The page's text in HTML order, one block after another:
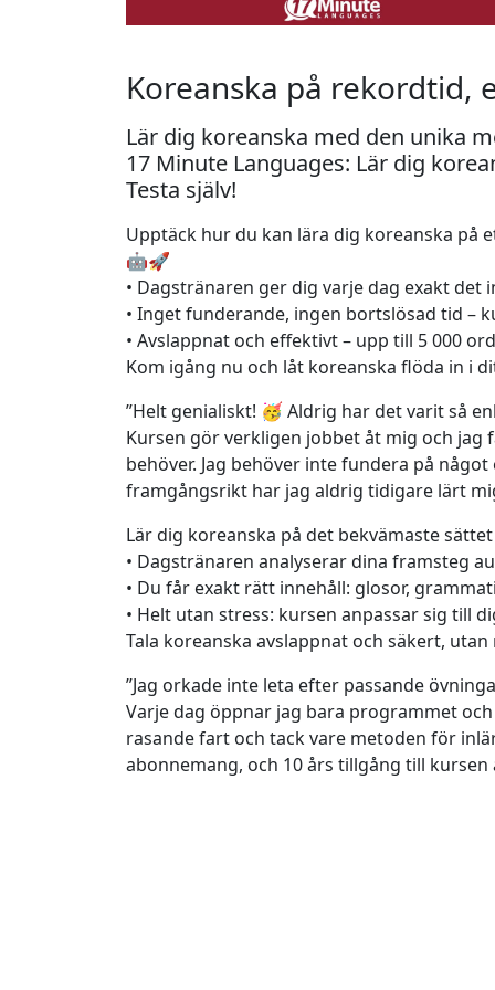
Koreanska på rekordtid,
Lär dig koreanska med den unika
17 Minute Languages: Lär dig
Testa själv!
Upptäck hur du kan lära dig koreanska på
🤖🚀
• Dagstränaren ger dig varje dag exakt det
• Inget funderande, ingen bortslösad tid –
• Avslappnat och effektivt – upp till 5 000
Kom igång nu och låt koreanska flöda in i
”Helt genialiskt! 🥳 Aldrig har det varit så
Kursen gör verkligen jobbet åt mig och
behöver. Jag behöver inte fundera på
framgångsrikt har jag aldrig tidigare lärt
Lär dig koreanska på det bekvämaste
• Dagstränaren analyserar dina framsteg
• Du får exakt rätt innehåll: glosor,
• Helt utan stress: kursen anpassar sig till
Tala koreanska avslappnat och säkert,
”Jag orkade inte leta efter passande
Varje dag öppnar jag bara programmet
rasande fart och tack vare metoden för
abonnemang, och 10 års tillgång till